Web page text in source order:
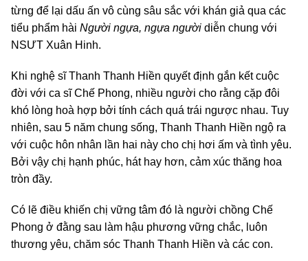
từng để lại dấu ấn vô cùng sâu sắc với khán giả qua các
tiểu phẩm hài Người ngựa, ngựa người diễn chung với
NSƯT Xuân Hinh.
Khi nghệ sĩ Thanh Thanh Hiền quyết định gắn kết cuộc
đời với ca sĩ Chế Phong, nhiều người cho rằng cặp đôi
khó lòng hoà hợp bởi tính cách quá trái ngược nhau. Tuy
nhiên, sau 5 năm chung sống, Thanh Thanh Hiền ngộ ra
với cuộc hôn nhân lần hai này cho chị hơi ấm và tình yêu.
Bởi vậy chị hạnh phúc, hát hay hơn, cảm xúc thăng hoa
tròn đầy.
Có lẽ điều khiến chị vững tâm đó là người chồng Chế
Phong ở đằng sau làm hậu phương vững chắc, luôn
thương yêu, chăm sóc Thanh Thanh Hiền và các con.